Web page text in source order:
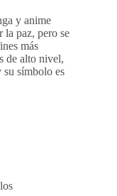
y anime
la paz, pero se
más
de alto nivel,
su símbolo es